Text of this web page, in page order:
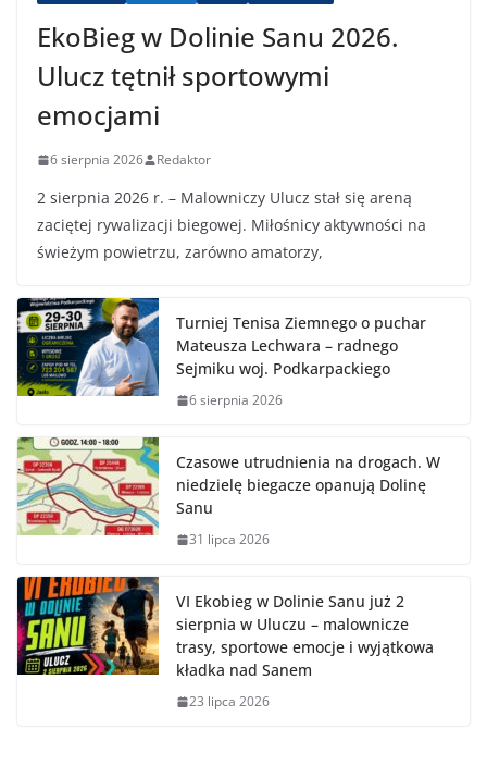
EkoBieg w Dolinie Sanu 2026.
Ulucz tętnił sportowymi
emocjami
6 sierpnia 2026 Redaktor
2 sierpnia 2026 r. – Malowniczy Ulucz stał się areną
zaciętej rywalizacji biegowej. Miłośnicy aktywności na
świeżym powietrzu, zarówno amatorzy,
Turniej Tenisa Ziemnego o puchar
Mateusza Lechwara – radnego
Sejmiku woj. Podkarpackiego
6 sierpnia 2026
Czasowe utrudnienia na drogach. W
niedzielę biegacze opanują Dolinę
Sanu
31 lipca 2026
VI Ekobieg w Dolinie Sanu już 2
sierpnia w Uluczu – malownicze
trasy, sportowe emocje i wyjątkowa
kładka nad Sanem
23 lipca 2026